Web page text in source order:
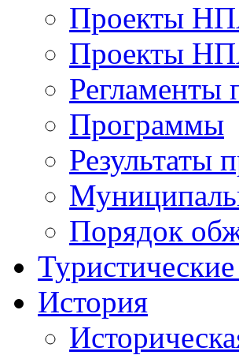
Проекты
Проекты
Регламенты
Программы
Результаты
Порядок
История